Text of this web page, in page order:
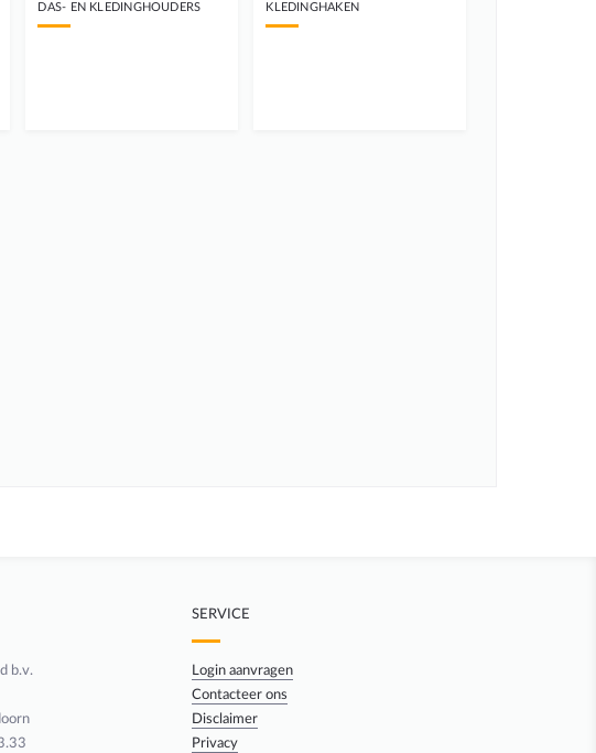
DAS- EN KLEDINGHOUDERS KLEDINGHAKEN
b.v.
SERVICE
Login aanvragen
Contacteer ons
Disclaimer
Privacy